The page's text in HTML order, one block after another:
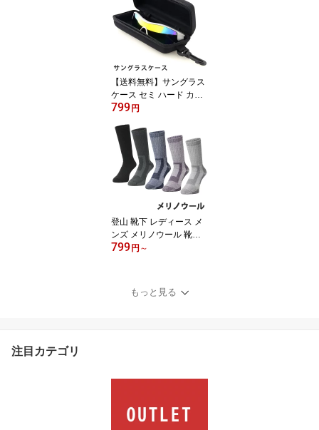
女性 体型カバー クイッ
クドライ 速乾 軽量 スト
レッチ[返品交換不可]
【送料無料】サングラス
ケース セミ ハード カラ
ビナ フック 付 VAXPOT
ラス ケース セミハード
EG-3992【セミ ハードケ
ース メガネケース 】
【スノーボード ゴルフ
ラッシュガード 登山 の
際の EG-3990 サングラ
ス 偏光 の保管に】[返品
交換不可]
799円
登山 靴下 レディース メ
ンズ メリノウール 靴下 V
AXPOT(バックスポット)
トドア ソックス クルー
丈 パイル編み くつした
799円 ～
もっと見る
注目カテゴリ